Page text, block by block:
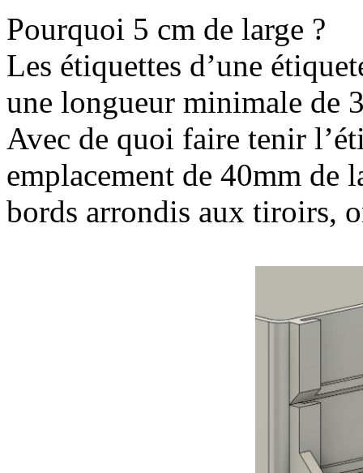
Pourquoi 5 cm de large ?
Les étiquettes d’une
une longueur minimale de
Avec de quoi faire tenir
emplacement de 40mm de
bords arrondis aux tiroirs,